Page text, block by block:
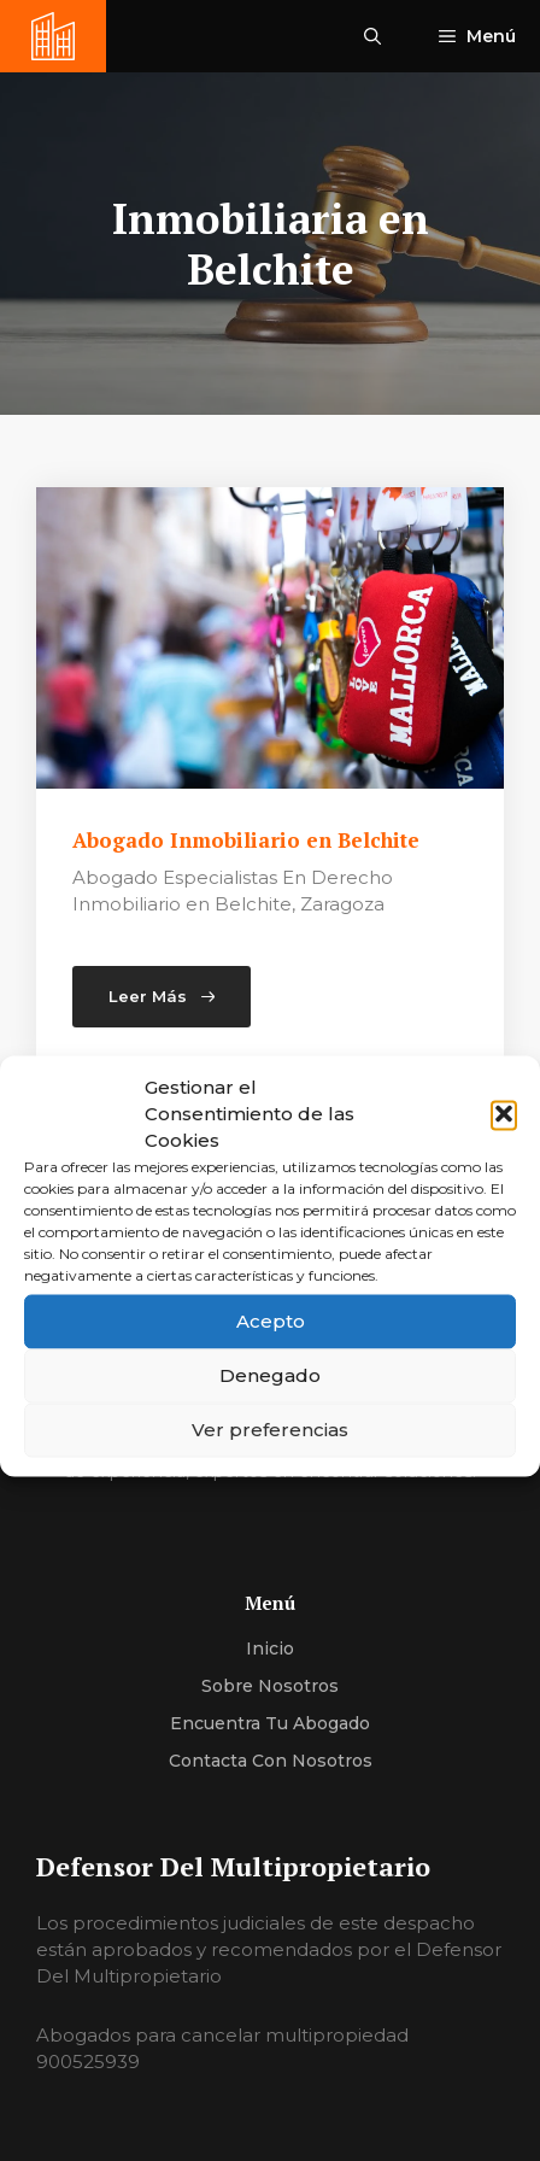
Gestionar el
Consentimiento de las
Cookies
Para ofrecer las mejores experiencias, utilizamos tecnologías como las
cookies para almacenar y/o acceder a la información del dispositivo. El
consentimiento de estas tecnologías nos permitirá procesar datos como
el comportamiento de navegación o las identificaciones únicas en este
sitio. No consentir o retirar el consentimiento, puede afectar
negativamente a ciertas características y funciones.
Acepto
Denegado
Ver preferencias
Saltar
contenido
Menú
Inmobiliaria en
Belchite
Abogado Inmobiliario en Belchite
Abogado Especialistas En Derecho
Inmobiliario en Belchite, Zaragoza
Leer Más
Porcentaje
Compara y elige al mejor abogado.
Si usted no cobra, nosotros tampoco. Más de 30 años
de experiencia, expertos en encontrar soluciones.
Menú
Inicio
Sobre Nosotros
Encuentra Tu Abogado
Contacta Con Nosotros
Defensor Del Multipropietario
Los procedimientos judiciales de este despacho
están aprobados y recomendados por el Defensor
Del Multipropietario
Abogados para cancelar multipropiedad
900525939